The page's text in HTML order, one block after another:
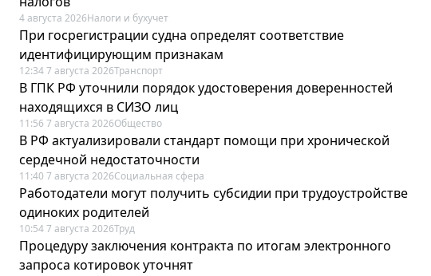
4 августа 2026Налоги и бухучет
При госрегистрации судна определят соответствие
идентифицирующим признакам
12:34 7 августа 2026Транспорт
В ГПК РФ уточнили порядок удостоверения доверенностей
находящихся в СИЗО лиц
11:56 7 августа 2026Общество
В РФ актуализировали стандарт помощи при хронической
сердечной недостаточности
11:40 7 августа 2026Социальная сфера
Работодатели могут получить субсидии при трудоустройстве
одиноких родителей
10:54 7 августа 2026Труд
Процедуру заключения контракта по итогам электронного
запроса котировок уточнят